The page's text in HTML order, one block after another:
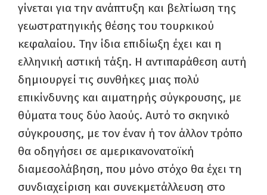
γίνεται για την ανάπτυξη και βελτίωση της
γεωστρατηγικής θέσης του τουρκικού
κεφαλαίου. Την ίδια επιδίωξη έχει και η
ελληνική αστική τάξη. Η αντιπαράθεση αυτή
δημιουργεί τις συνθήκες μιας πολύ
επικίνδυνης και αιματηρής σύγκρουσης, με
θύματα τους δύο λαούς. Αυτό το σκηνικό
σύγκρουσης, με τον έναν ή τον άλλον τρόπο
θα οδηγήσει σε αμερικανονατοϊκή
διαμεσολάβηση, που μόνο στόχο θα έχει τη
συνδιαχείριση και συνεκμετάλλευση στο